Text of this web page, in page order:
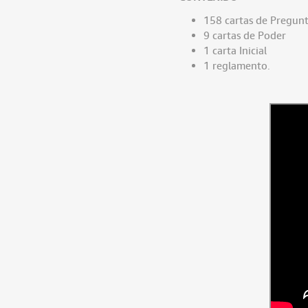
158 cartas de
9 cartas de Poder
1 carta Inicial
1 reglamento.